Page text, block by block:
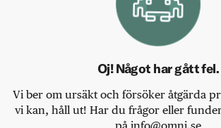
Oj! Något har gått fel.
Vi ber om ursäkt och försöker åtgärda
vi kan, håll ut! Har du frågor eller